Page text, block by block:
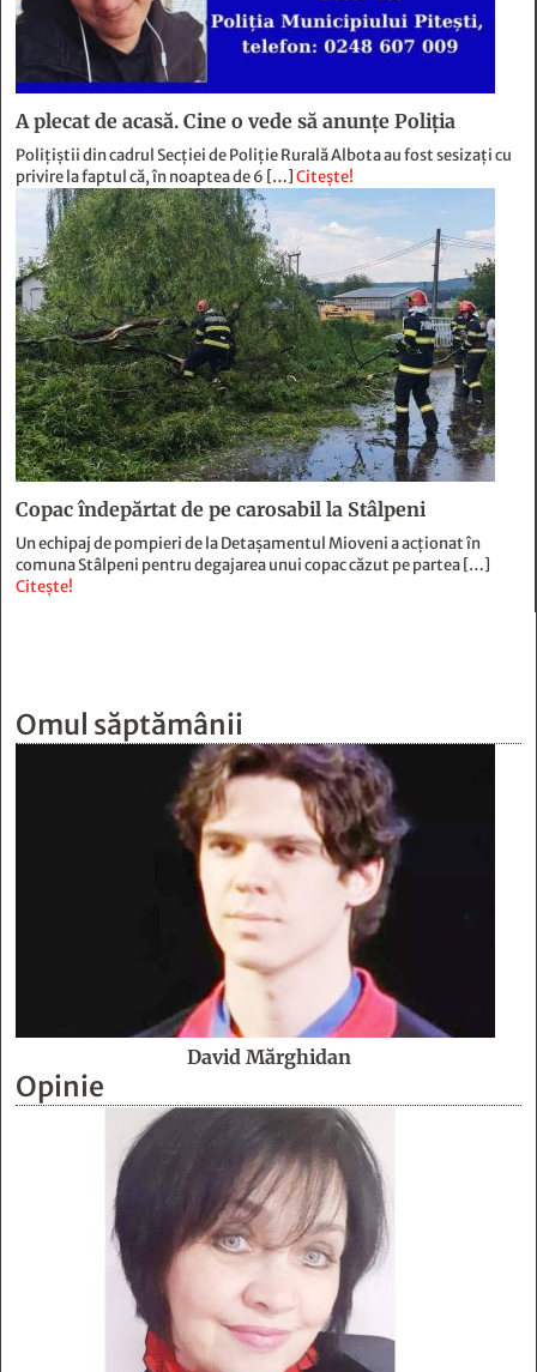
A plecat de acasă. Cine o vede să anunțe Poliția
Polițiștii din cadrul Secției de Poliție Rurală Albota au fost sesizați cu
privire la faptul că, în noaptea de 6 […]Citește!
Copac îndepărtat de pe carosabil la Stâlpeni
Un echipaj de pompieri de la Detașamentul Mioveni a acționat în
comuna Stâlpeni pentru degajarea unui copac căzut pe partea […]
Citește!
Omul săptămânii
David Mărghidan
Mesajul acesta este pentru Ion Mînzînă şi Adrian
Bughiu, preşedintele şi vicepreşedintele CJ Argeş!
Din ediția tipărită